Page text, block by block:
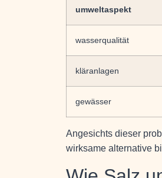
umweltaspekt
wasserqualität
kläranlagen
gewässer
Angesichts dieser
wirksame alternative